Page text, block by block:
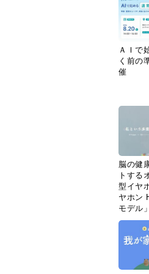
ＡＩで
く前の
催
脳の健
トする
型イヤ
ヤホン
モデル